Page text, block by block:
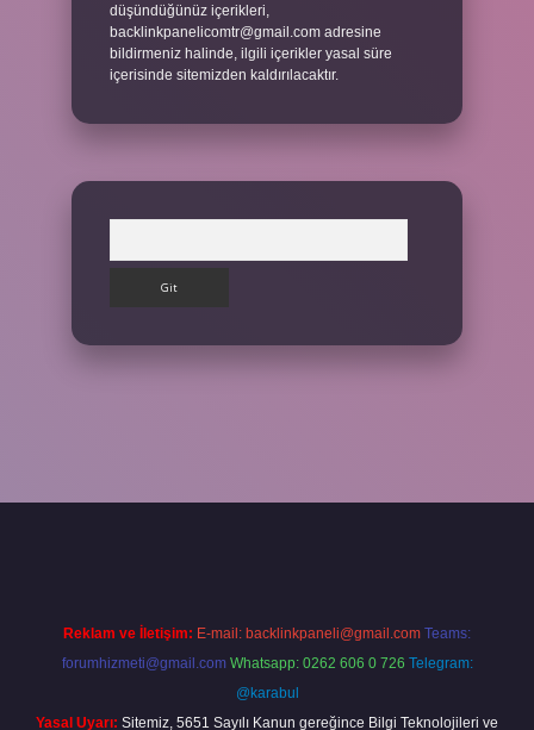
düşündüğünüz içerikleri,
backlinkpanelicomtr@gmail.com adresine
bildirmeniz halinde, ilgili içerikler yasal süre
içerisinde sitemizden kaldırılacaktır.
Reklam ve İletişim: E-mail: backlinkpaneli@gmail.com Teams:
forumhizmeti@gmail.com Whatsapp: 0262 606 0 726 Telegram:
@karabul
Yasal Uyarı: Sitemiz, 5651 Sayılı Kanun gereğince Bilgi Teknolojileri ve